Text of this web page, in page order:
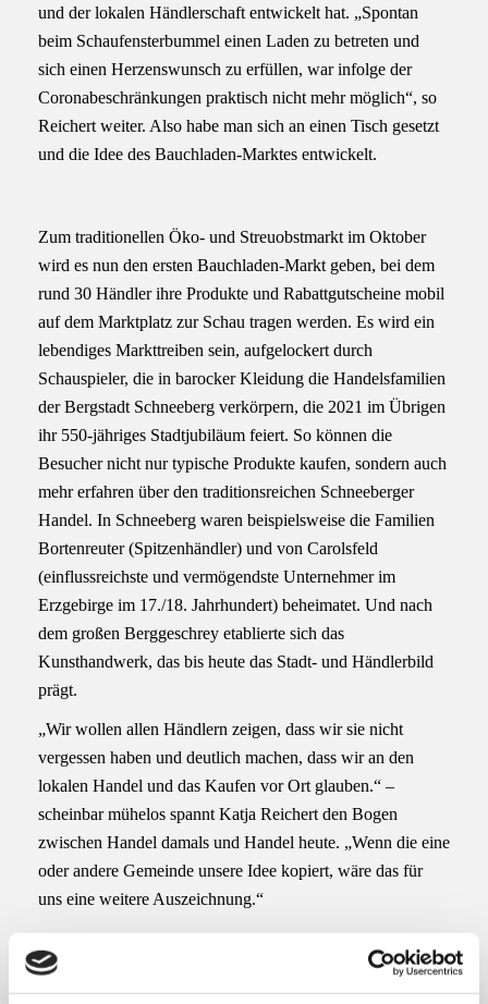
und der lokalen Händlerschaft entwickelt hat. „Spontan
beim Schaufensterbummel einen Laden zu betreten und
sich einen Herzenswunsch zu erfüllen, war infolge der
Coronabeschränkungen praktisch nicht mehr möglich“, so
Reichert weiter. Also habe man sich an einen Tisch gesetzt
und die Idee des Bauchladen-Marktes entwickelt.
Zum traditionellen Öko- und Streuobstmarkt im Oktober
wird es nun den ersten Bauchladen-Markt geben, bei dem
rund 30 Händler ihre Produkte und Rabattgutscheine mobil
auf dem Marktplatz zur Schau tragen werden. Es wird ein
lebendiges Markttreiben sein, aufgelockert durch
Schauspieler, die in barocker Kleidung die Handelsfamilien
der Bergstadt Schneeberg verkörpern, die 2021 im Übrigen
ihr 550-jähriges Stadtjubiläum feiert. So können die
Besucher nicht nur typische Produkte kaufen, sondern auch
mehr erfahren über den traditionsreichen Schneeberger
Handel. In Schneeberg waren beispielsweise die Familien
Bortenreuter (Spitzenhändler) und von Carolsfeld
(einflussreichste und vermögendste Unternehmer im
Erzgebirge im 17./18. Jahrhundert) beheimatet. Und nach
dem großen Berggeschrey etablierte sich das
Kunsthandwerk, das bis heute das Stadt- und Händlerbild
prägt.
„Wir wollen allen Händlern zeigen, dass wir sie nicht
vergessen haben und deutlich machen, dass wir an den
lokalen Handel und das Kaufen vor Ort glauben.“ –
scheinbar mühelos spannt Katja Reichert den Bogen
zwischen Handel damals und Handel heute. „Wenn die eine
oder andere Gemeinde unsere Idee kopiert, wäre das für
uns eine weitere Auszeichnung.“
Passende Themen